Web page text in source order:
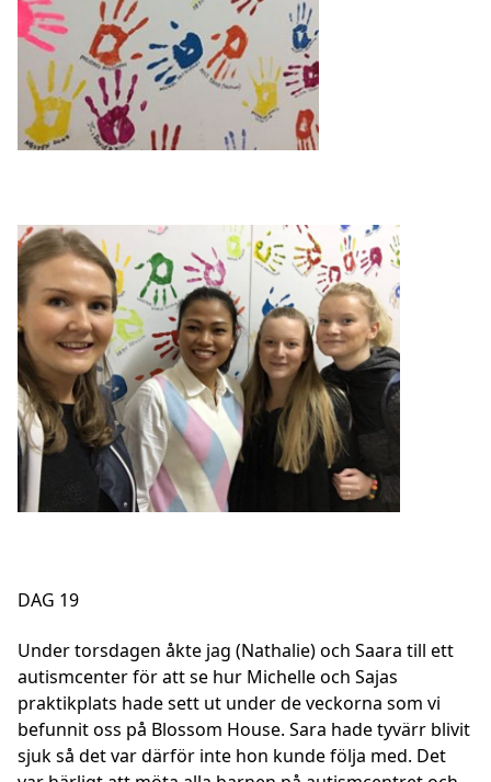
DAG 19
Under torsdagen åkte jag (Nathalie) och Saara till ett
autismcenter för att se hur Michelle och Sajas
praktikplats hade sett ut under de veckorna som vi
befunnit oss på Blossom House. Sara hade tyvärr blivit
sjuk så det var därför inte hon kunde följa med. Det